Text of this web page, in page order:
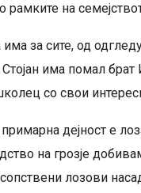
рамките на
има за сите, од
Стојан има помал
со свои
дејност е
на грозје
лозови